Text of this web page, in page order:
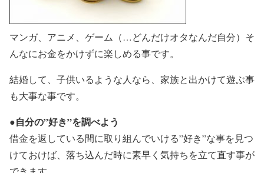
マンガ、アニメ、ゲーム（…どんだけオタなんだ自分）そ
んなにお金をかけずに楽しめる事です。
結婚して、子供いるような人なら、家族と出かけて遊ぶ事
も大事な事です。
●自分の”好き”を調べよう
借金を返している間に取り組んでいける”好き”な事を見つ
けておけば、落ち込んだ時に素早く気持ちを立て直す事が